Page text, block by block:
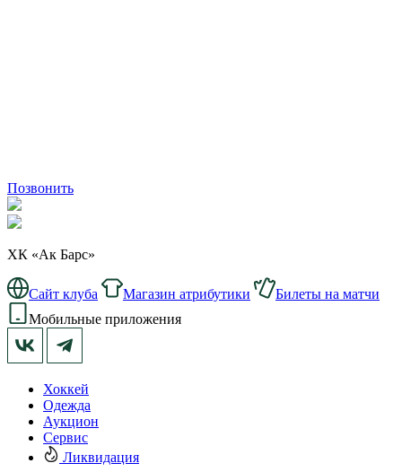
Позвонить
ХК «Ак Барс»
Сайт клуба Магазин атрибутики
Билеты на матчи
Мобильные приложения
Хоккей
Одежда
Аукцион
Сервис
Ликвидация